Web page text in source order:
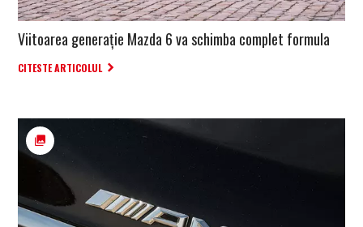
Viitoarea generație Mazda 6 va schimba complet formula
CITESTE ARTICOLUL